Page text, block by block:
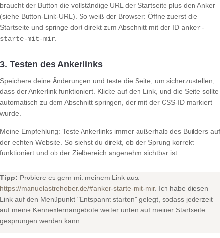
braucht der Button die vollständige URL der Startseite plus den Anker
(siehe Button-Link-URL). So weiß der Browser: Öffne zuerst die
Startseite und springe dort direkt zum Abschnitt mit der ID anker-
starte-mit-mir
3. Testen des Ankerlinks
Speichere deine Änderungen und teste die Seite, um sicherzustellen,
dass der Ankerlink funktioniert. Klicke auf den Link, und die Seite sollte
automatisch zu dem Abschnitt springen, der mit der CSS-ID markiert
wurde.
Meine Empfehlung: Teste Ankerlinks immer außerhalb des Builders auf
der echten Website. So siehst du direkt, ob der Sprung korrekt
funktioniert und ob der Zielbereich angenehm sichtbar ist.
Tipp: Probiere es gern mit meinem Link aus:
https://manuelastrehober.de/#anker-starte-mit-mir. Ich habe diesen
Link auf den Menüpunkt "Entspannt starten" gelegt, sodass jederzeit
auf meine Kennenlernangebote weiter unten auf meiner Startseite
gesprungen werden kann.